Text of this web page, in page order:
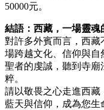
50000元。
結語：西藏，一場靈魂
對許多外賓而言，西
場跨越文化、信仰與
聖者的虔誠，聽到寺
粹。
請以敬畏之心走進西
藍天與信仰，成為您生